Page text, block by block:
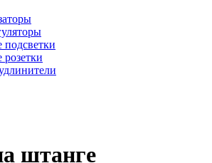
подсветки
розетки
штанге